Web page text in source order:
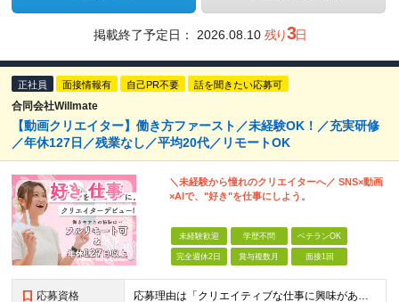
掲載終了予定日： 2026.08.10 残り3日
正社員 面接情報有 自己PR不要 話を聞きたい応募可
合同会社Willmate
【動画クリエイター】働き方ファースト／未経験OK！／充実研修
／年休127日／残業なし／平均20代／リモートOK
＼未経験から憧れのクリエイターへ／ SNS×動画
×AIで、"好き"を仕事にしよう。
未経験歓迎 学歴不問 ベテランOK
完全週休2日 賞与複数月 面接1回
応募資格 応募理由は「クリエイティブな仕事に興味がある」でOK！ #学歴不問 #未経験OK ★1つでも当てはまれば、マッチング率高め★ □ SNSやYouTubeに興味がある方 □ アイデアを考えることが好き